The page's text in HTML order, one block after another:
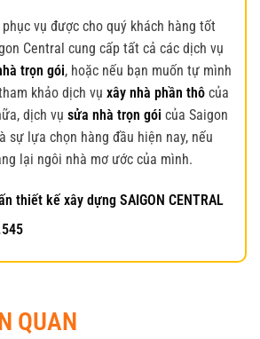
vụ được cho quý khách hàng tốt
Central cung cấp tất cả các dịch vụ
trọn gói, hoặc nếu bạn muốn tự mình
khảo dịch vụ xây nhà phần thô của
dịch vụ sửa nhà trọn gói của Saigon
sự lựa chọn hàng đầu hiện nay, nếu
lại ngôi nhà mơ ước của mình.
thiết kế xây dựng SAIGON CENTRAL
QUAN